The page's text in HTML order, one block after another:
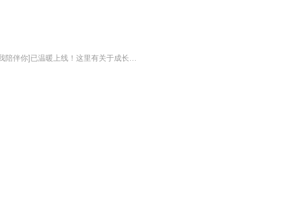
生活中总有疲惫迷茫的时刻，仿佛置身于迷雾之中，找不到方向。别担心，[有我陪伴你]已温暖上线！这里有关于成长、梦想、爱情的动人故事，也有能抚慰心灵的轻柔旋律。在这里，每一段文字都是微光，每一句朗读都是拥抱。不管你是在通勤路上、睡前时分，打开...